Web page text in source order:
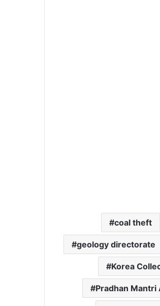
coal theft
geology directorate
Korea
Pradhan Mantri